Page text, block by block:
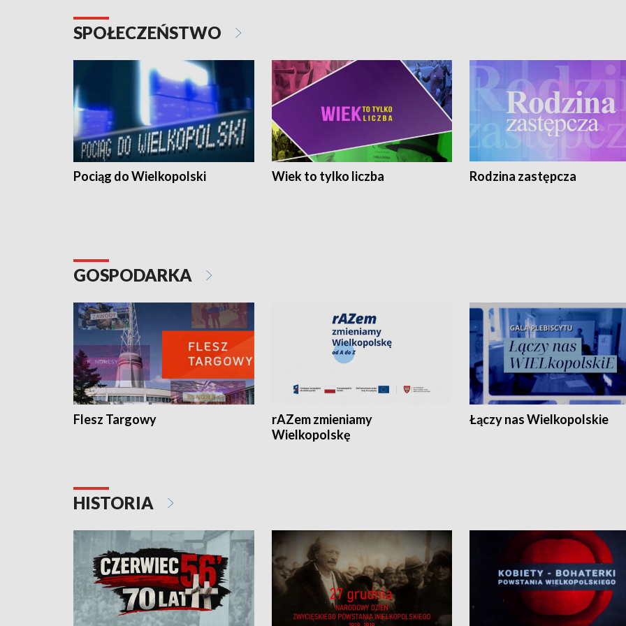
SPOŁECZEŃSTWO
Pociąg do Wielkopolski Wiek to tylko liczba Rodzina zastępcza
GOSPODARKA
Flesz Targowy
rAZem zmieniamy
Wielkopolskę
Łączy nas Wielkopolskie
HISTORIA